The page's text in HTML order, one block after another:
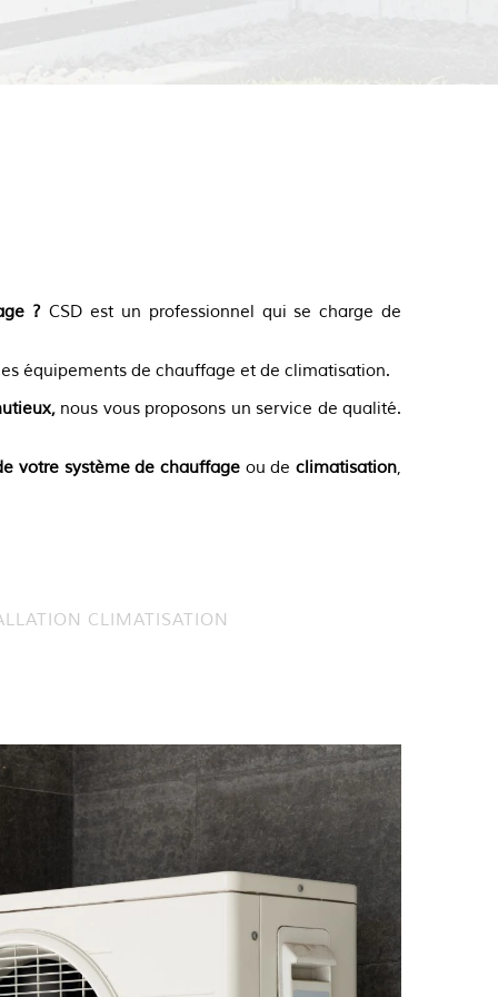
? CSD est un professionnel qui se charge de
équipements de chauffage et de climatisation.
nous vous proposons un service de qualité.
votre système de chauffage ou declimatisation,
CLIMATISATION